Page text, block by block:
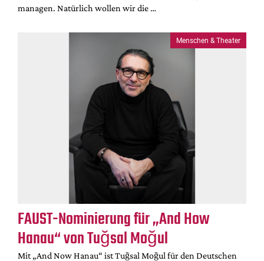
managen. Natürlich wollen wir die …
Menschen & Theater
FAUST-Nominierung für „And How
Hanau“ von Tuğsal Moğul
Mit „And Now Hanau“ ist Tuğsal Moğul für den Deutschen